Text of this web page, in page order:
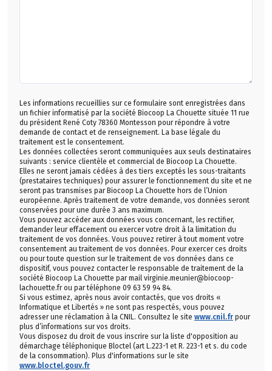
Les informations recueillies sur ce formulaire sont enregistrées dans
un fichier informatisé par la société Biocoop La Chouette située 11 rue
du président René Coty 78360 Montesson pour répondre à votre
demande de contact et de renseignement. La base légale du
traitement est le consentement.
Les données collectées seront communiquées aux seuls destinataires
suivants : service clientèle et commercial de Biocoop La Chouette.
Elles ne seront jamais cédées à des tiers exceptés les sous-traitants
(prestataires techniques) pour assurer le fonctionnement du site et ne
seront pas transmises par Biocoop La Chouette hors de l’Union
européenne. Après traitement de votre demande, vos données seront
conservées pour une durée 3 ans maximum.
Vous pouvez accéder aux données vous concernant, les rectifier,
demander leur effacement ou exercer votre droit à la limitation du
traitement de vos données. Vous pouvez retirer à tout moment votre
consentement au traitement de vos données. Pour exercer ces droits
ou pour toute question sur le traitement de vos données dans ce
dispositif, vous pouvez contacter le responsable de traitement de la
société Biocoop La Chouette par mail virginie.meunier@biocoop-
lachouette.fr ou par téléphone 09 63 59 94 84.
Si vous estimez, après nous avoir contactés, que vos droits «
Informatique et Libertés » ne sont pas respectés, vous pouvez
adresser une réclamation à la CNIL. Consultez le site www.cnil.fr pour
plus d’informations sur vos droits.
Vous disposez du droit de vous inscrire sur la liste d'opposition au
démarchage téléphonique Bloctel (art L.223-1 et R. 223-1 et s. du code
de la consommation). Plus d'informations sur le site
www.bloctel.gouv.fr